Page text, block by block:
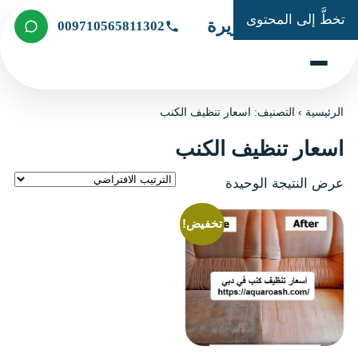
تخطَّ إلى المحتوى
شركة الجزيرة 009710565811302
الرئيسية ›التصنيف: اسعار تنظيف الكنب
اسعار تنظيف الكنب
عرض النتيجة الوحيدة
تخفيض!